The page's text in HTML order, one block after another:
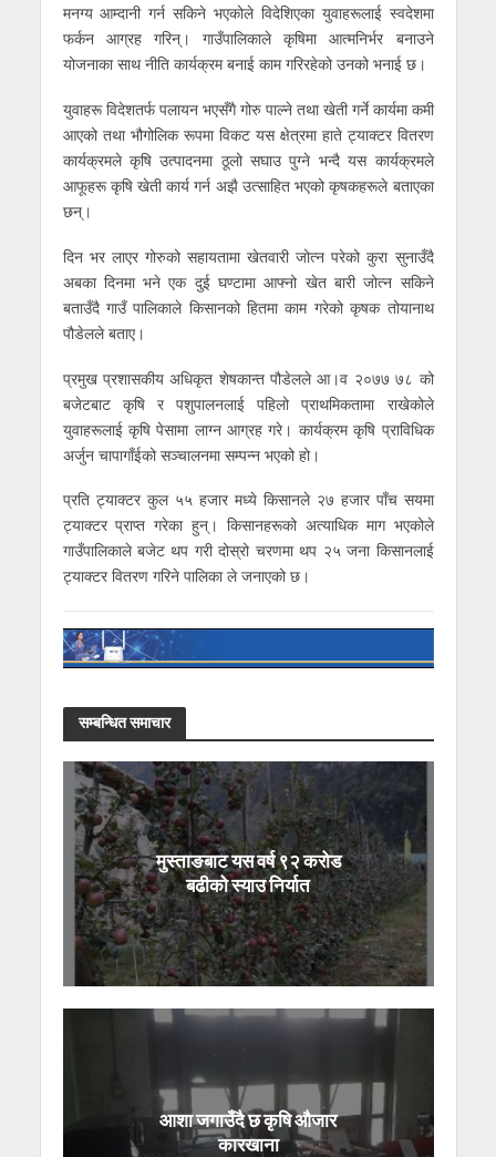
मनग्य आम्दानी गर्न सकिने भएकोले विदेशिएका युवाहरूलाई स्वदेशमा
फर्कन आग्रह गरिन्। गाउँपालिकाले कृषिमा आत्मनिर्भर बनाउने
योजनाका साथ नीति कार्यक्रम बनाई काम गरिरहेको उनको भनाई छ।
युवाहरू विदेशतर्फ पलायन भएसँगै गोरु पाल्ने तथा खेती गर्ने कार्यमा कमी
आएको तथा भौगोलिक रूपमा विकट यस क्षेत्रमा हाते ट्याक्टर वितरण
कार्यक्रमले कृषि उत्पादनमा ठूलो सघाउ पुग्ने भन्दै यस कार्यक्रमले
आफूहरू कृषि खेती कार्य गर्न अझै उत्साहित भएको कृषकहरूले बताएका
छन्।
दिन भर लाएर गोरुको सहायतामा खेतवारी जोत्न परेको कुरा सुनाउँदै
अबका दिनमा भने एक दुई घण्टामा आफ्नो खेत बारी जोत्न सकिने
बताउँदै गाउँ पालिकाले किसानको हितमा काम गरेको कृषक तोयानाथ
पौडेलले बताए।
प्रमुख प्रशासकीय अधिकृत शेषकान्त पौडेलले आ।व २०७७ ७८ को
बजेटबाट कृषि र पशुपालनलाई पहिलो प्राथमिकतामा राखेकोले
युवाहरूलाई कृषि पेसामा लाग्न आग्रह गरे। कार्यक्रम कृषि प्राविधिक
अर्जुन चापागाँईको सञ्चालनमा सम्पन्न भएको हो।
प्रति ट्याक्टर कुल ५५ हजार मध्ये किसानले २७ हजार पाँच सयमा
ट्याक्टर प्राप्त गरेका हुन्। किसानहरूको अत्याधिक माग भएकोले
गाउँपालिकाले बजेट थप गरी दोस्रो चरणमा थप २५ जना किसानलाई
ट्याक्टर वितरण गरिने पालिका ले जनाएको छ।
सम्बन्धित समाचार
मुस्ताङबाट यस वर्ष ९२ करोड
बढीको स्याउ निर्यात
आशा जगाउँदै छ कृषि औजार
कारखाना